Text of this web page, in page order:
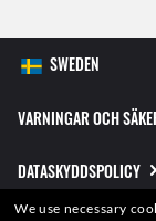
VARNINGAR OCH
DATASKYDDSPOLICY
We use necessary